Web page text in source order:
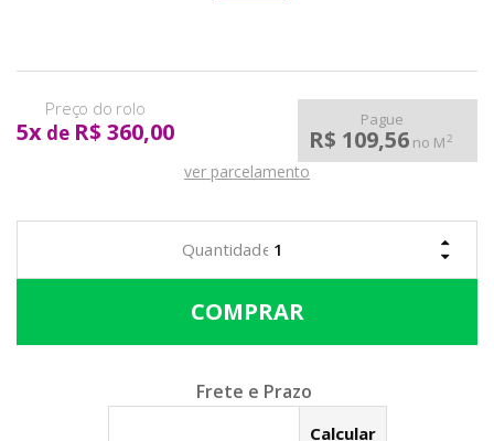
5x de R$ 360,00 Pague
R$ 109,56 no M2
ver parcelamento
Calcular o Frete